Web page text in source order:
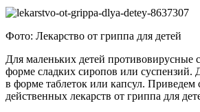
Фото: Лекарство от гриппа для детей
Для маленьких детей противовирусные
форме сладких сиропов или суспензий.
в форме таблеток или капсул. Приведем
действенных лекарств от гриппа для